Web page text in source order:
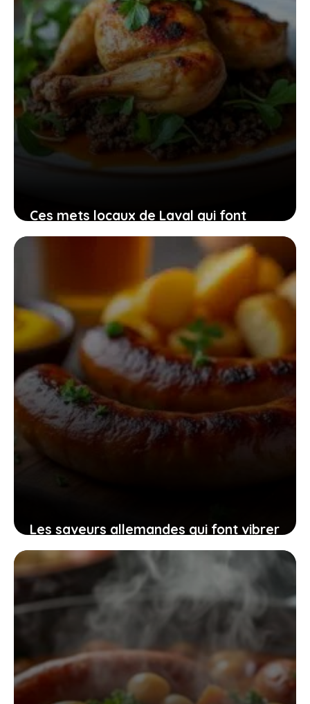
Ces mets locaux de Laval qui font
vibrer les sens et célèbrent la richesse
Les saveurs allemandes qui font vibrer
vos papilles et réchauffent vos
moments partagés
6 février 2026